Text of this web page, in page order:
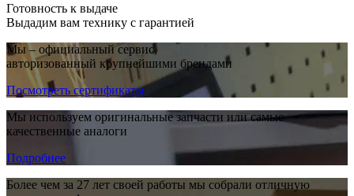
Готовность к выдаче
Выдадим вам технику с гарантией
Мы – официальный сервис,
авторизованный крупнейшими брендами
Посмотреть сертификаты
Мы используем оригинальные запчасти или самые
качественные аналоги
Подробнее
Более чем за 27 лет своей работы мы собрали отличную